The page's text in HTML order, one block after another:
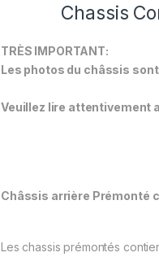
Chassis
TRÈS IMPORTANT:
Les photos du châssis
Veuillez lire attentivement
Châssis arrière Prémonté
Les chassis prémontés